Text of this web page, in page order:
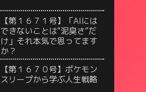
【第１６７１号】「AIには
できないことは“泥臭さ”だ
け」それ本気で思ってます
か？
【第１６７０号】ポケモン
スリープから学ぶ人生戦略